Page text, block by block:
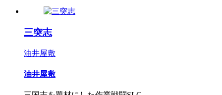
三突志
油井屋敷
油井屋敷